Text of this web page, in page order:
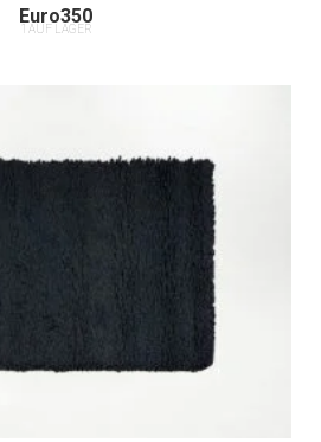
Euro350
1 AUF LAGER